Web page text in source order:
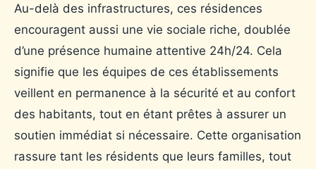
Au-delà des infrastructures, ces résidences
encouragent aussi une vie sociale riche, doublée
d’une présence humaine attentive 24h/24. Cela
signifie que les équipes de ces établissements
veillent en permanence à la sécurité et au confort
des habitants, tout en étant prêtes à assurer un
soutien immédiat si nécessaire. Cette organisation
rassure tant les résidents que leurs familles, tout